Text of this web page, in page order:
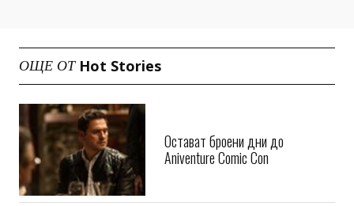
ОЩЕ ОТ Hot Stories
Остават броени дни до
Aniventure Comic Con